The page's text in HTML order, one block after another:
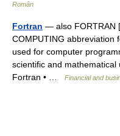
Român
Fortran — also FORTRAN
COMPUTING abbreviation
used for computer
scientific and mathematical
Fortran • …
Financial and